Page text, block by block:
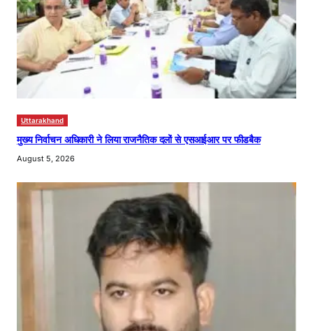
Uttarakhand
मुख्य निर्वाचन अधिकारी ने लिया राजनैतिक दलों से एसआईआर पर फीडबैक
August 5, 2026